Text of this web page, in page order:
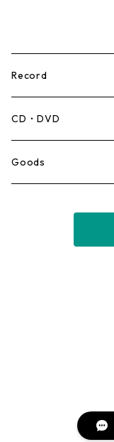
Record
Mento,Calypso,Ballad
Ska
Early Dancehall
CD・DVD
Goods